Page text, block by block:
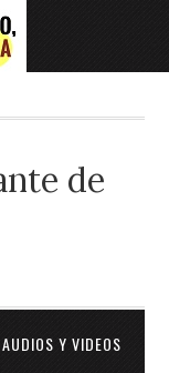
de
AUDIOS Y VIDEOS